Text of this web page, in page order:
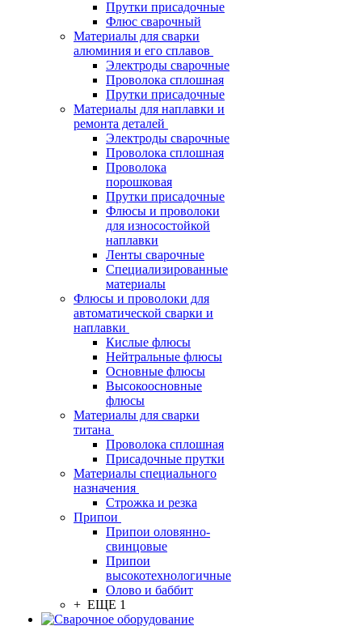
Прутки присадочные
Флюс сварочный
Материалы для сварки
алюминия и его сплавов
Электроды сварочные
Проволока сплошная
Прутки присадочные
Материалы для наплавки и
ремонта деталей
Электроды сварочные
Проволока сплошная
Проволока
порошковая
Прутки присадочные
Флюсы и проволоки
для износостойкой
наплавки
Ленты сварочные
Специализированные
материалы
Флюсы и проволоки для
автоматической сварки и
наплавки
Кислые флюсы
Нейтральные флюсы
Основные флюсы
Высокоосновные
флюсы
Материалы для сварки
титана
Проволока сплошная
Присадочные прутки
Материалы специального
назначения
Строжка и резка
Припои
Припои оловянно-
свинцовые
Припои
высокотехнологичные
Олово и баббит
+ ЕЩЕ 1